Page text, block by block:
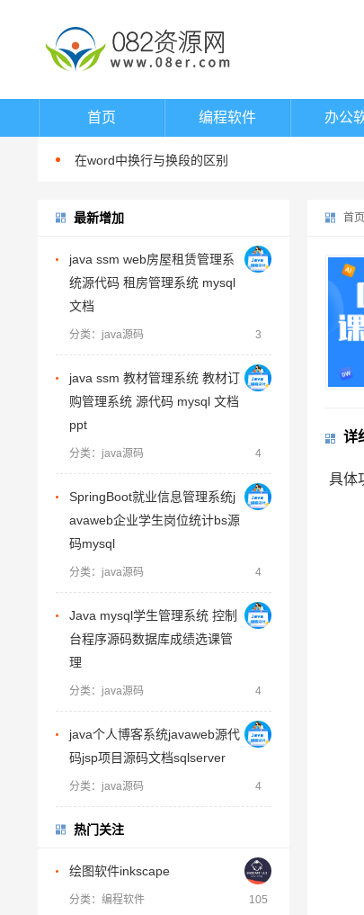
首页 编程软件 办公
word填表时如何避免表项向后移动
如何在word中指定位置输入文字
如何在word中进行英文大小写切换
在word中换行与换段的区别
如何在word中指定位置输入文字
如何在word中进行英文大小写切换
如何在word中渐进式调整字体大小
在word中换行与换段的区别
word填表时如何避免表项向后移动
最新增加
java ssm web房屋租赁管理系
统源代码 租房管理系统 mysql
文档
分类：java源码 3
java ssm 教材管理系统 教材订
购管理系统 源代码 mysql 文档
ppt
分类：java源码 4
SpringBoot就业信息管理系统j
avaweb企业学生岗位统计bs源
码mysql
分类：java源码 4
Java mysql学生管理系统 控制
台程序源码数据库成绩选课管
理
分类：java源码 4
java个人博客系统javaweb源代
码jsp项目源码文档sqlserver
分类：java源码 4
热门关注
绘图软件inkscape
分类：编程软件 105
首页
详
具体